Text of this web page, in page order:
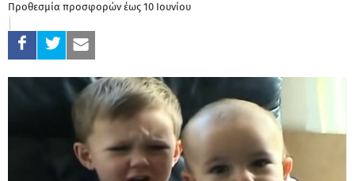
Προθεσμία προσφορών έως 10 Ιουνίου